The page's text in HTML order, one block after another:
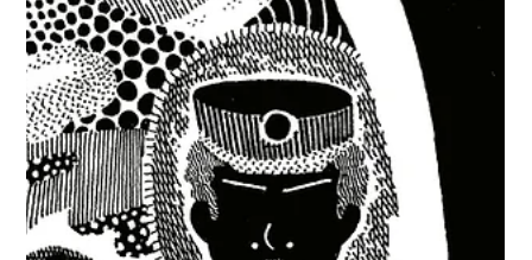
мама"
от Марта Божикова „Не казвай на мама“ – един
съвременен роман на Николай Йорданов, който
открих съвсем случайно, търсейки друга книга с...